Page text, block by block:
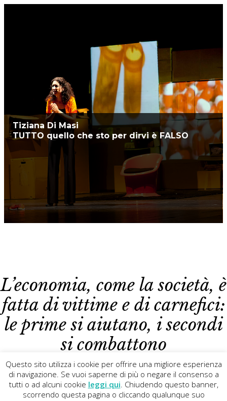
Tiziana Di Masi
TUTTO quello che sto per dirvi è FALSO
L’economia, come la società, è
fatta di vittime e di carnefici:
le prime si aiutano, i secondi
si combattono
Copyright© 2013 - 2026La Piccionaia · All Rights Reserved
Questo sito utilizza i cookie per offrire una migliore esperienza
di navigazione. Se vuoi saperne di più o negare il consenso a
tutti o ad alcuni cookie leggi qui. Chiudendo questo banner,
scorrendo questa pagina o cliccando qualunque suo